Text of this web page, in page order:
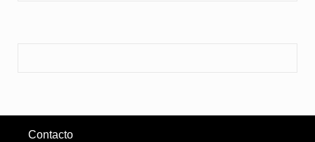
Contacto